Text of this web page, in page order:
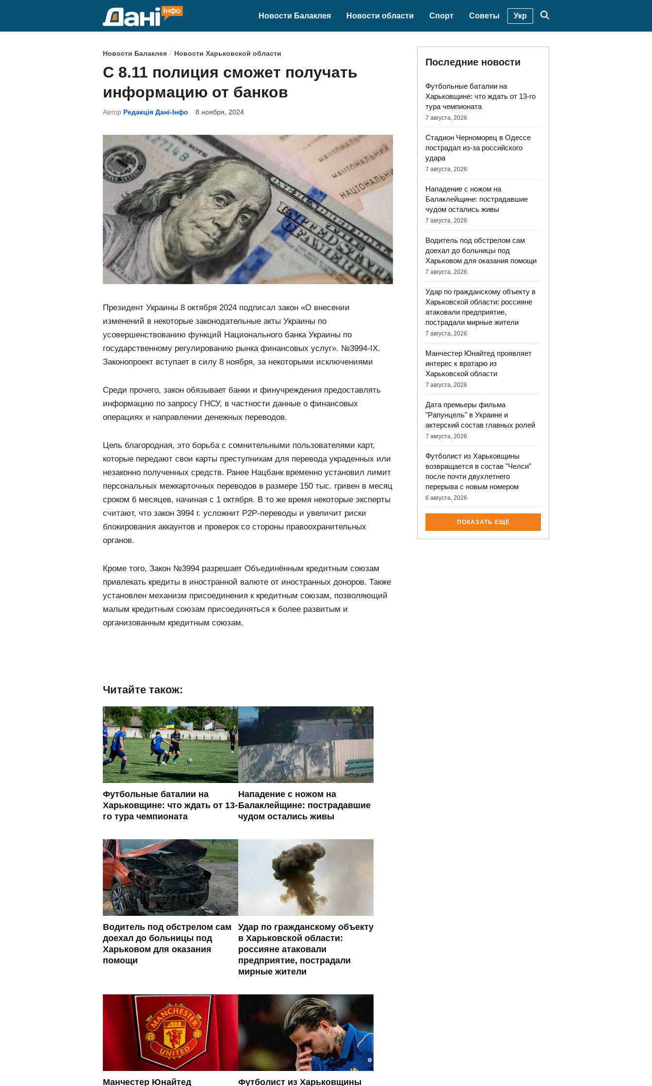
Новости Балаклея Новости области Спорт Советы Укр
О
п
у
б
к
о
в
а
в
Новости Балаклея / Новости Харьковской области
С 8.11 полиция сможет получать
информацию от банков
Автор Редакція Дані-Інфо 8 ноября, 2024
Президент Украины 8 октября 2024 подписал закон «О внесении
изменений в некоторые законодательные акты Украины по
усовершенствованию функций Национального банка Украины по
государственному регулированию рынка финансовых услуг». №3994-IX.
Законопроект вступает в силу 8 ноября, за некоторыми исключениями
Среди прочего, закон обязывает банки и финучреждения предоставлять
информацию по запросу ГНСУ, в частности данные о финансовых
операциях и направлении денежных переводов.
Цель благородная, это борьба с сомнительными пользователями карт,
которые передают свои карты преступникам для перевода украденных или
незаконно полученных средств. Ранее Нацбанк временно установил лимит
персональных межкарточных переводов в размере 150 тыс. гривен в месяц
сроком 6 месяцев, начиная с 1 октября. В то же время некоторые эксперты
считают, что закон 3994 г. усложнит P2P-переводы и увеличит риски
блокирования аккаунтов и проверок со стороны правоохранительных
органов.
Кроме того, Закон №3994 разрешает Объединённым кредитным союзам
привлекать кредиты в иностранной валюте от иностранных доноров. Также
установлен механизм присоединения к кредитным союзам, позволяющий
малым кредитным союзам присоединяться к более развитым и
организованным кредитным союзам.
Читайте також:
Футбольные баталии на
Харьковщине: что ждать от 13-
го тура чемпионата
Нападение с ножом на
Балаклейщине: пострадавшие
чудом остались живы
Водитель под обстрелом сам
доехал до больницы под
Харьковом для оказания
помощи
Удар по гражданскому объекту
в Харьковской области:
россияне атаковали
предприятие, пострадали
мирные жители
Манчестер Юнайтед Футболист из Харьковщины
Последние новости
Футбольные баталии на
Харьковщине: что ждать от 13-го
тура чемпионата
7 августа, 2026
Стадион Черноморец в Одессе
пострадал из-за российского
удара
7 августа, 2026
Нападение с ножом на
Балаклейщине: пострадавшие
чудом остались живы
7 августа, 2026
Водитель под обстрелом сам
доехал до больницы под
Харьковом для оказания помощи
7 августа, 2026
Удар по гражданскому объекту в
Харьковской области: россияне
атаковали предприятие,
пострадали мирные жители
7 августа, 2026
Манчестер Юнайтед проявляет
интерес к вратарю из
Харьковской области
7 августа, 2026
Дата премьеры фильма
"Рапунцель" в Украине и
актерский состав главных ролей
7 августа, 2026
Футболист из Харьковщины
возвращается в состав "Челси"
после почти двухлетнего
перерыва с новым номером
6 августа, 2026
ПОКАЗАТЬ ЕЩЁ